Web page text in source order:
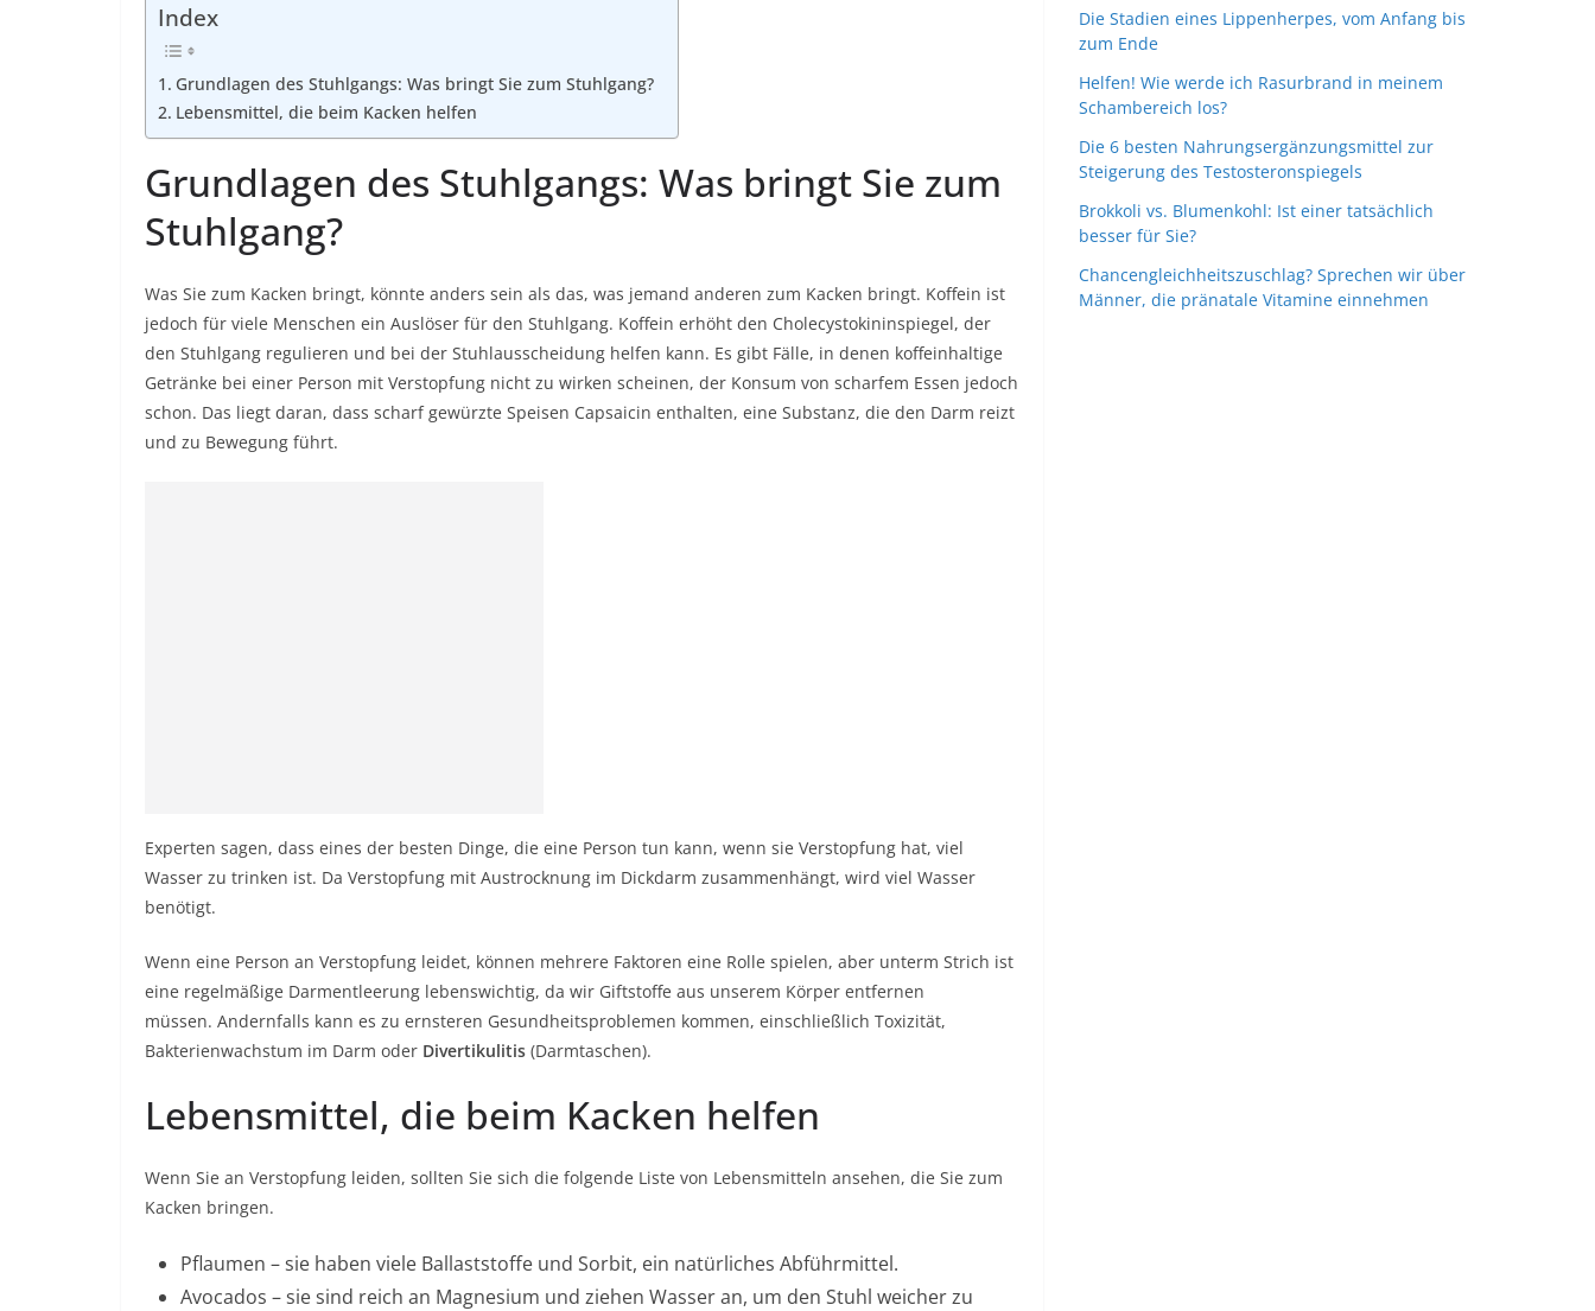
Index
Grundlagen des Stuhlgangs: Was bringt Sie zum Stuhlgang?
Lebensmittel, die beim Kacken helfen
Grundlagen des Stuhlgangs: Was bringt Sie zum
Stuhlgang?
Was Sie zum Kacken bringt, könnte anders sein als das, was jemand anderen zum Kacken bringt. Koffein ist
jedoch für viele Menschen ein Auslöser für den Stuhlgang. Koffein erhöht den Cholecystokininspiegel, der
den Stuhlgang regulieren und bei der Stuhlausscheidung helfen kann. Es gibt Fälle, in denen koffeinhaltige
Getränke bei einer Person mit Verstopfung nicht zu wirken scheinen, der Konsum von scharfem Essen jedoch
schon. Das liegt daran, dass scharf gewürzte Speisen Capsaicin enthalten, eine Substanz, die den Darm reizt
und zu Bewegung führt.
Experten sagen, dass eines der besten Dinge, die eine Person tun kann, wenn sie Verstopfung hat, viel
Wasser zu trinken ist. Da Verstopfung mit Austrocknung im Dickdarm zusammenhängt, wird viel Wasser
benötigt.
Wenn eine Person an Verstopfung leidet, können mehrere Faktoren eine Rolle spielen, aber unterm Strich ist
eine regelmäßige Darmentleerung lebenswichtig, da wir Giftstoffe aus unserem Körper entfernen
müssen. Andernfalls kann es zu ernsteren Gesundheitsproblemen kommen, einschließlich Toxizität,
Bakterienwachstum im Darm oder Divertikulitis (Darmtaschen).
Lebensmittel, die beim Kacken helfen
Wenn Sie an Verstopfung leiden, sollten Sie sich die folgende Liste von Lebensmitteln ansehen, die Sie zum
Kacken bringen.
Pflaumen – sie haben viele Ballaststoffe und Sorbit, ein natürliches Abführmittel.
Avocados – sie sind reich an Magnesium und ziehen Wasser an, um den Stuhl weicher zu
Die Stadien eines Lippenherpes, vom Anfang bis
zum Ende
Helfen! Wie werde ich Rasurbrand in meinem
Schambereich los?
Die 6 besten Nahrungsergänzungsmittel zur
Steigerung des Testosteronspiegels
Brokkoli vs. Blumenkohl: Ist einer tatsächlich
besser für Sie?
Chancengleichheitszuschlag? Sprechen wir über
Männer, die pränatale Vitamine einnehmen